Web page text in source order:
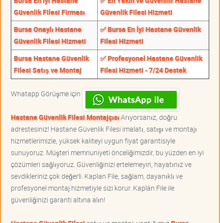
Güvenlik Filesi Firması
Güvenlik Filesi Hizmeti
Bursa Onaylı Hastane
Güvenlik Filesi Hizmeti
✅ Bursa En İyi Hastane Güvenlik
Filesi Hizmeti
Bursa Hastane Güvenlik
Filesi Satış ve Montaj
✅ Profesyonel Hastane Güvenlik
Filesi Hizmeti - 7/24 Destek
Whatapp Görüşme için
Hastane Güvenlik Filesi MontajçısıArıyorsanız, doğru
adrestesiniz! Hastane Güvenlik Filesi imalatı, satışı ve montajı
hizmetlerimizle, yüksek kaliteyi uygun fiyat garantisiyle
sunuyoruz. Müşteri memnuniyeti önceliğimizdir, bu yüzden en iyi
çözümleri sağlıyoruz. Güvenliğinizi ertelemeyin, hayatınız ve
sevdikleriniz çok değerli. Kaplan File, sağlam, dayanıklı ve
profesyonel montaj hizmetiyle sizi korur. Kaplan File ile
güvenliğinizi garanti altına alın!